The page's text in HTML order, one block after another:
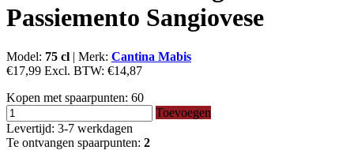
Passiemento Sangiovese
Model: 75 cl | Merk: Cantina Mabis
€17,99 Excl. BTW: €14,87
Kopen met spaarpunten: 60
Toevoegen
Levertijd: 3-7 werkdagen
Te ontvangen spaarpunten: 2